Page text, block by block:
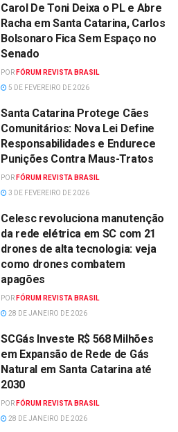
Carol De Toni Deixa o PL e Abre
Racha em Santa Catarina, Carlos
Bolsonaro Fica Sem Espaço no
Senado
POR FÓRUM REVISTA BRASIL
5 DE FEVEREIRO DE 2026
Santa Catarina Protege Cães
Comunitários: Nova Lei Define
Responsabilidades e Endurece
Punições Contra Maus-Tratos
POR FÓRUM REVISTA BRASIL
3 DE FEVEREIRO DE 2026
Celesc revoluciona manutenção
da rede elétrica em SC com 21
drones de alta tecnologia: veja
como drones combatem
apagões
POR FÓRUM REVISTA BRASIL
28 DE JANEIRO DE 2026
SCGás Investe R$ 568 Milhões
em Expansão de Rede de Gás
Natural em Santa Catarina até
2030
POR FÓRUM REVISTA BRASIL
28 DE JANEIRO DE 2026